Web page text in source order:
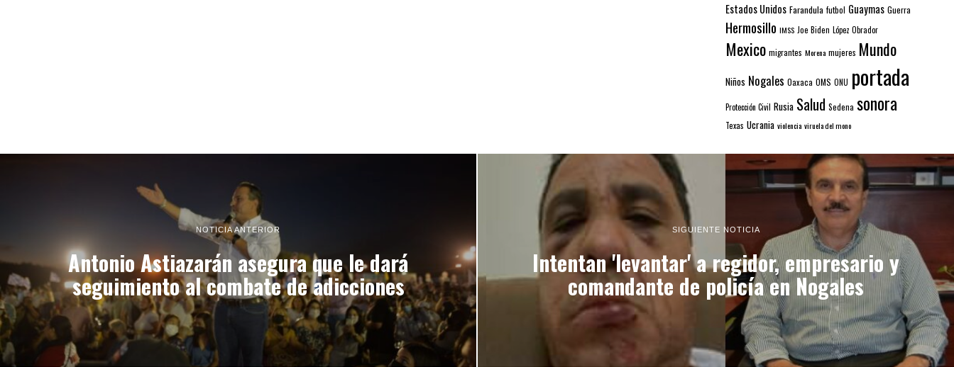
Estados Unidos Farandula futbol Guaymas Guerra
Hermosillo IMSS Joe Biden López Obrador
Mexico migrantes Morena mujeres Mundo
Niños Nogales Oaxaca OMS ONU portada
Protección Civil Rusia Salud Sedena sonora
Texas Ucrania violencia viruela del mono
NOTICIA ANTERIOR
Antonio Astiazarán asegura que le dará
seguimiento al combate de adicciones
SIGUIENTE NOTICIA
Intentan 'levantar' a regidor, empresario y
comandante de policía en Nogales